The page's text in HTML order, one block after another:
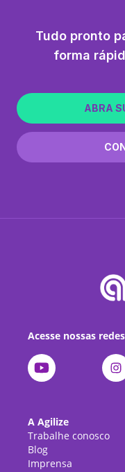
Tudo pronto
forma
ABRA
Acesse nossas
A Agilize
Trabalhe conosco
Blog
Imprensa